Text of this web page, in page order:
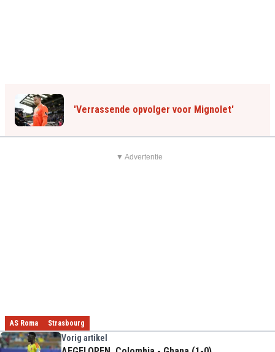
'Verrassende opvolger voor Mignolet'
▼ Advertentie
AS Roma Strasbourg
Vorig artikel